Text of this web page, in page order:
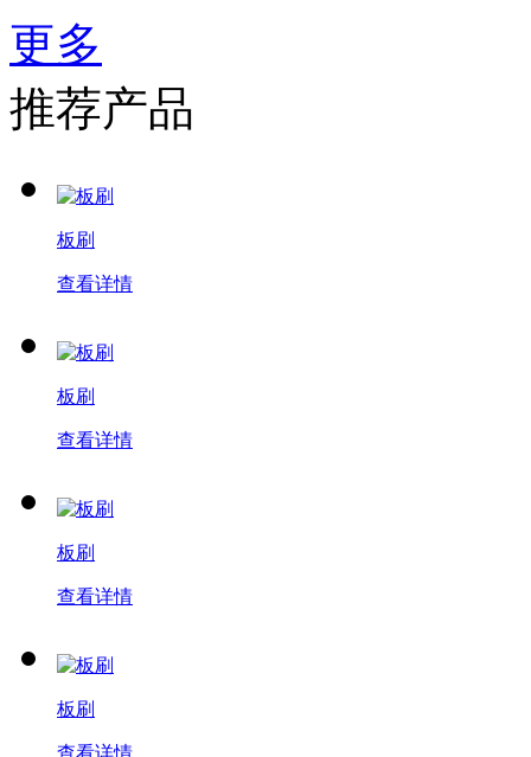
更多
推荐产品
板刷
查看详情
板刷
查看详情
板刷
查看详情
板刷
查看详情